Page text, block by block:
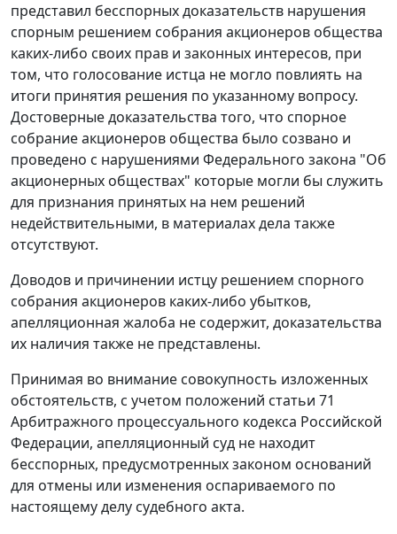
представил бесспорных доказательств нарушения
спорным решением собрания акционеров общества
каких-либо своих прав и законных интересов, при
том, что голосование истца не могло повлиять на
итоги принятия решения по указанному вопросу.
Достоверные доказательства того, что спорное
собрание акционеров общества было созвано и
проведено с нарушениями Федерального закона "Об
акционерных обществах" которые могли бы служить
для признания принятых на нем решений
недействительными, в материалах дела также
отсутствуют.
Доводов и причинении истцу решением спорного
собрания акционеров каких-либо убытков,
апелляционная жалоба не содержит, доказательства
их наличия также не представлены.
Принимая во внимание совокупность изложенных
обстоятельств, с учетом положений статьи 71
Арбитражного процессуального кодекса Российской
Федерации, апелляционный суд не находит
бесспорных, предусмотренных законом оснований
для отмены или изменения оспариваемого по
настоящему делу судебного акта.